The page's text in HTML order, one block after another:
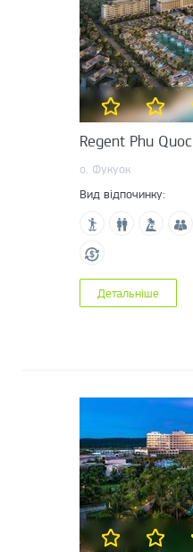
Regent Phu Quoc
о. Фукуок
Вид відпочинку:
Детальніше